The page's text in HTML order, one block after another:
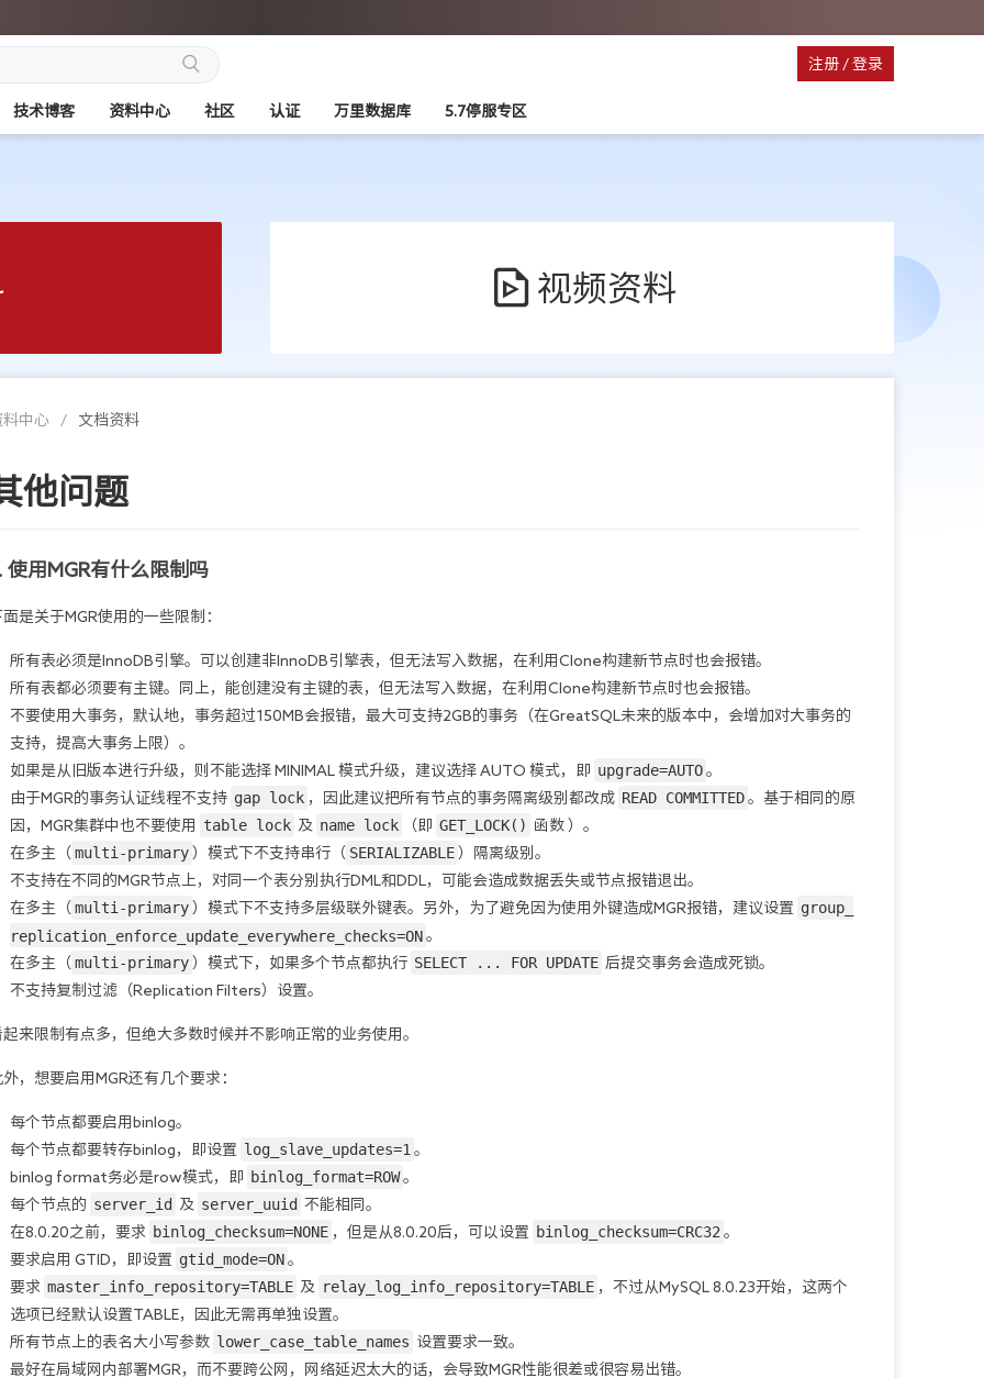
注册 / 登录
技术博客 资料中心 社区 认证 万里数据库 5.7停服专区
视频资料
料中心 / 文档资料
他问题
使用MGR有什么限制吗
面是关于MGR使用的一些限制：
所有表必须是InnoDB引擎。可以创建非InnoDB引擎表，但无法写入数据，在利用Clone构建新节点时也会报错。
所有表都必须要有主键。同上，能创建没有主键的表，但无法写入数据，在利用Clone构建新节点时也会报错。
不要使用大事务，默认地，事务超过150MB会报错，最大可支持2GB的事务（在GreatSQL未来的版本中，会增加对大事务的
支持，提高大事务上限）。
如果是从旧版本进行升级，则不能选择 MINIMAL 模式升级，建议选择 AUTO 模式，即 upgrade=AUTO 。
由于MGR的事务认证线程不支持 gap lock ，因此建议把所有节点的事务隔离级别都改成 READ COMMITTED 。基于相同的原
因，MGR集群中也不要使用
table lock 及 name lock （即 GET_LOCK()
函数 ）。
在多主（ multi-primary ）模式下不支持串行（ SERIALIZABLE ）隔离级别。
不支持在不同的MGR节点上，对同一个表分别执行DML和DDL，可能会造成数据丢失或节点报错退出。
在多主（ multi-primary ）模式下不支持多层级联外键表。另外，为了避免因为使用外键造成MGR报错，建议设置 group_
replication_enforce_update_everywhere_checks=ON 。
在多主（ multi-primary ）模式下，如果多个节点都执行 SELECT ... FOR UPDATE 后提交事务会造成死锁。
不支持复制过滤（Replication Filters）设置。
起来限制有点多，但绝大多数时候并不影响正常的业务使用。
外，想要启用MGR还有几个要求：
每个节点都要启用binlog。
每个节点都要转存binlog，即设置 log_slave_updates=1 。
binlog format务必是row模式，即
binlog_format=ROW 。
每个节点的 server_id 及 server_uuid
不能相同。
在8.0.20之前，要求
binlog_checksum=NONE ，但是从8.0.20后，可以设置 binlog_checksum=CRC32 。
要求启用 GTID，即设置 gtid_mode=ON 。
要求 master_info_repository=TABLE 及 relay_log_info_repository=TABLE ，不过从MySQL 8.0.23开始，这两个
选项已经默认设置TABLE，因此无需再单独设置。
所有节点上的表名大小写参数 lower_case_table_names 设置要求一致。
最好在局域网内部署MGR，而不要跨公网，网络延迟太大的话，会导致MGR性能很差或很容易出错。